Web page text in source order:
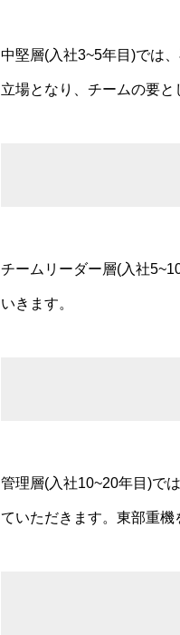
中堅層(入社3~5年目)では
立場となり、チームの要と
チームリーダー層(入社
いきます。
管理層(入社10~20年目)で
ていただきます。東部重機